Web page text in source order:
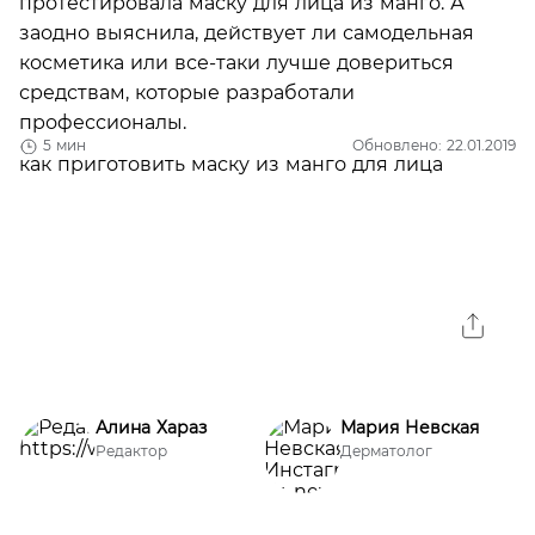
5 мин Обновлено: 22.01.2019
заодно выяснила, действует ли самодельная
косметика или все-таки лучше довериться
средствам, которые разработали
профессионалы.
Алина Хараз
Редактор
Мария Невская
Дерматолог